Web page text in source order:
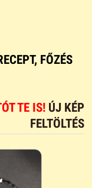
FŐZÉS
TE IS! ÚJ KÉP
FELTÖLTÉS